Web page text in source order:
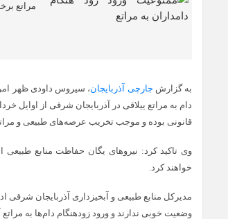
مراتع
به گزارش جارچی آذربایجان، سیروس داودی ظهر
دام به مراتع ییلاقی در آذربایجان شرقی از اوایل
قانونی بوده و موجب تخریب عرصه‌های طبیعی و
وی تاکید کرد: نیروهای یگان حفاظت منابع طبیعی
خواهند کرد.
مدیرکل منابع طبیعی و آبخیزداری آذربایجان شرقی
وضعیت خوبی ندارند و ورود زودهنگام دام‌ها به